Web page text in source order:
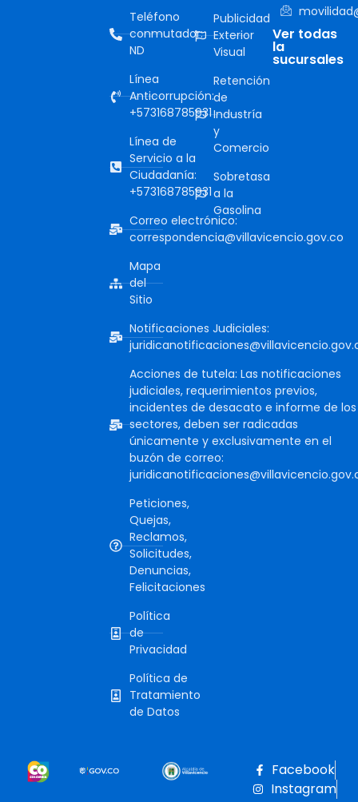
Teléfono
conmutador:
ND
Línea
Anticorrupción:
+573168785931
Línea de
Servicio a la
Ciudadanía:
+573168785931
Correo electrónico:
correspondencia@villavicencio.gov.co
Mapa
del
Sitio
Notificaciones Judiciales:
Acciones de tutela: Las notificaciones
judiciales, requerimientos previos,
incidentes de desacato e informe de los
sectores, deben ser radicadas
únicamente y exclusivamente en el
buzón de correo:
Peticiones,
Quejas,
Reclamos,
Solicitudes,
Denuncias,
Felicitaciones
Política
de
Privacidad
Política de
Tratamiento
de Datos
Publicidad
Exterior
Visual
Retención
de
Industría
y
Comercio
Sobretasa
a la
Gasolina
Ver todas
la
sucursales
Facebook
Instagram